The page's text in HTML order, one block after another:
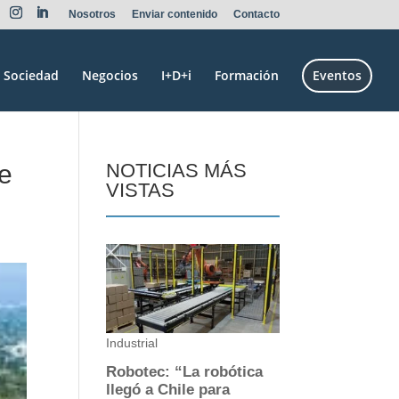
Nosotros Enviar contenido Contacto
Sociedad Negocios I+D+i Formación Eventos
NOTICIAS MÁS
VISTAS